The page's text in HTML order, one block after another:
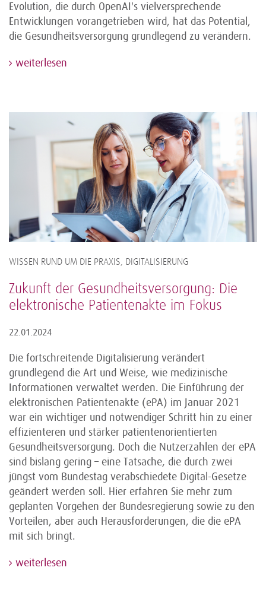
Evolution, die durch OpenAI's vielversprechende
Entwicklungen vorangetrieben wird, hat das Potential,
die Gesundheitsversorgung grundlegend zu verändern.
weiterlesen
WISSEN RUND UM DIE PRAXIS, DIGITALISIERUNG
Zukunft der Gesundheitsversorgung: Die
elektronische Patientenakte im Fokus
22.01.2024
Die fortschreitende Digitalisierung verändert
grundlegend die Art und Weise, wie medizinische
Informationen verwaltet werden. Die Einführung der
elektronischen Patientenakte (ePA) im Januar 2021
war ein wichtiger und notwendiger Schritt hin zu einer
effizienteren und stärker patientenorientierten
Gesundheitsversorgung. Doch die Nutzerzahlen der ePA
sind bislang gering – eine Tatsache, die durch zwei
jüngst vom Bundestag verabschiedete Digital-Gesetze
geändert werden soll. Hier erfahren Sie mehr zum
geplanten Vorgehen der Bundesregierung sowie zu den
Vorteilen, aber auch Herausforderungen, die die ePA
mit sich bringt.
weiterlesen